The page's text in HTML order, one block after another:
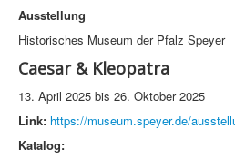
Ausstellung
Historisches Museum der Pfalz Speyer
Caesar & Kleopatra
13. April 2025 bis 26. Oktober 2025
Link: https://museum.speyer.de/
Katalog: